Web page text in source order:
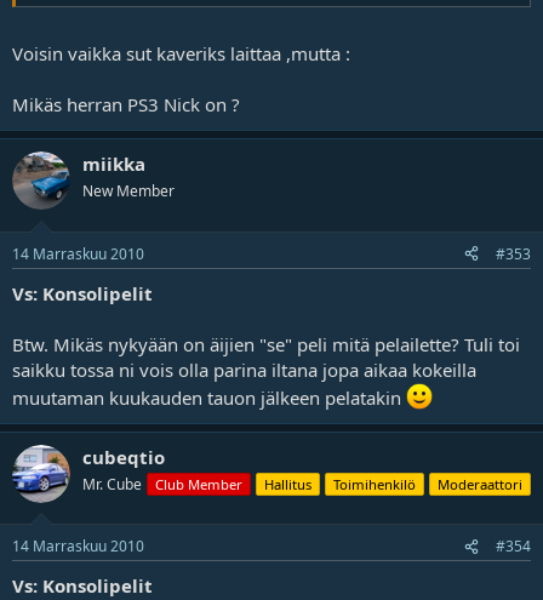
Voisin vaikka sut kaveriks laittaa ,mutta :
Mikäs herran PS3 Nick on ?
miikka
New Member
14 Marraskuu 2010 #353
Vs: Konsolipelit
Btw. Mikäs nykyään on äijien "se" peli mitä pelailette? Tuli toi
saikku tossa ni vois olla parina iltana jopa aikaa kokeilla
muutaman kuukauden tauon jälkeen pelatakin
cubeqtio
Mr. Cube Club Member Hallitus Toimihenkilö Moderaattori
14 Marraskuu 2010 #354
Vs: Konsolipelit